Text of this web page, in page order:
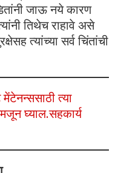
जाऊ नये कारण
तिथेच राहावे असे
त्यांच्या सर्व चिंतांची
त्या
घ्याल.सहकार्य